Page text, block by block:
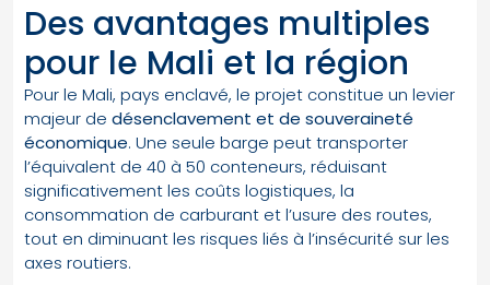
Des avantages multiples
pour le Mali et la région
Pour le Mali, pays enclavé, le projet constitue un levier
majeur de désenclavement et de souveraineté
économique. Une seule barge peut transporter
l’équivalent de 40 à 50 conteneurs, réduisant
significativement les coûts logistiques, la
consommation de carburant et l’usure des routes,
tout en diminuant les risques liés à l’insécurité sur les
axes routiers.